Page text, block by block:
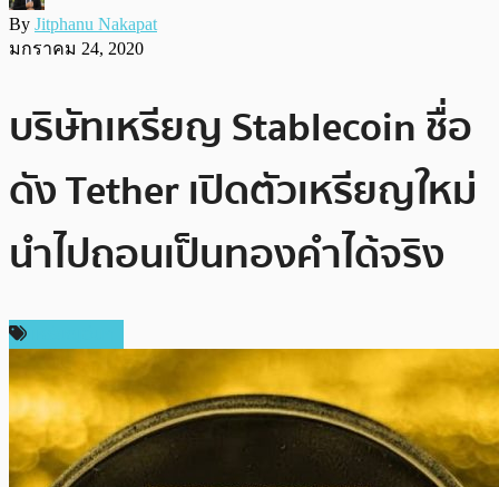
By Jitphanu Nakapat
มกราคม 24, 2020
บริษัทเหรียญ Stablecoin ชื่อ
ดัง Tether เปิดตัวเหรียญใหม่
นำไปถอนเป็นทองคำได้จริง